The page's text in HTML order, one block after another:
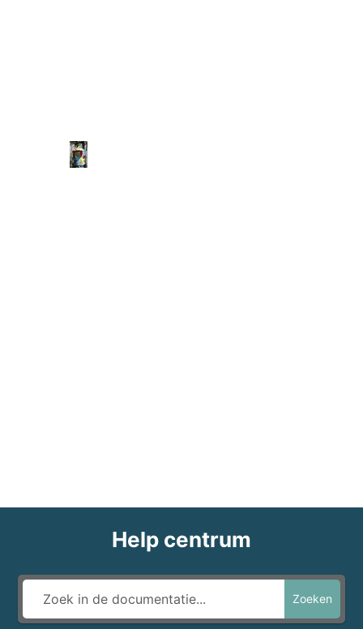
Help centrum
Zoeken